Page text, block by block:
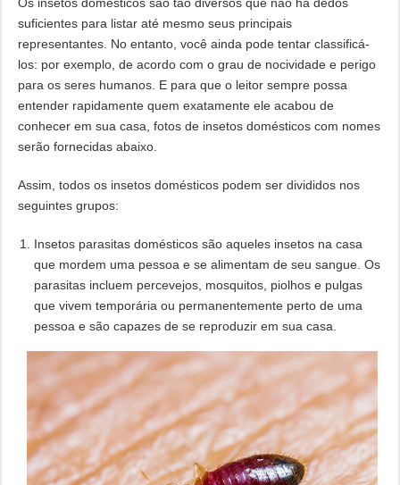
suficientes para listar até mesmo seus principais
representantes. No entanto, você ainda pode tentar classificá-
los: por exemplo, de acordo com o grau de nocividade e perigo
para os seres humanos. E para que o leitor sempre possa
entender rapidamente quem exatamente ele acabou de
conhecer em sua casa, fotos de insetos domésticos com nomes
serão fornecidas abaixo.
Assim, todos os insetos domésticos podem ser divididos nos
seguintes grupos:
Insetos parasitas domésticos são aqueles insetos na casa
que mordem uma pessoa e se alimentam de seu sangue. Os
parasitas incluem percevejos, mosquitos, piolhos e pulgas
que vivem temporária ou permanentemente perto de uma
pessoa e são capazes de se reproduzir em sua casa.